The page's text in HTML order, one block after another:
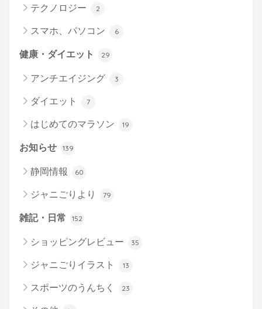
テクノロジー 2
スマホ、パソコン 6
健康・ダイエット 29
アンチエイジング 3
ダイエット 7
はじめてのマラソン 19
お知らせ 139
静岡情報 60
ジャニごりより 79
雑記・日常 152
ショッピングレビュー 35
ジャニごりイラスト 13
スポーツのうんちく 23